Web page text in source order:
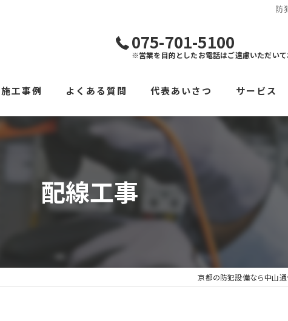
防
075-701-5100
※営業を目的としたお電話はご遠慮いただいて
施工事例 よくある質問 代表あいさつ サービス
配線工事
京都の防犯設備なら中山